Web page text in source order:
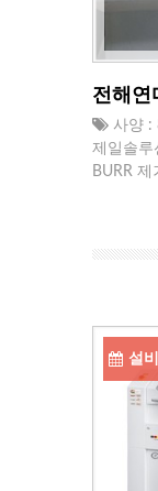
전해연
사양 :
제일솔
BURR 제
설비